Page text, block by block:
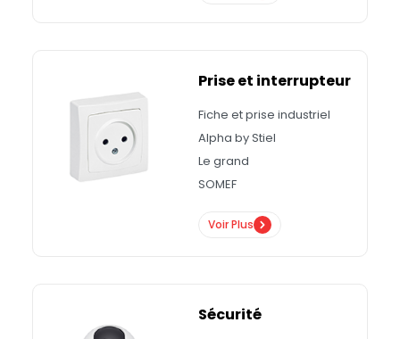
Prise et interrupteur
Fiche et prise industriel
Alpha by Stiel
Le grand
SOMEF
Voir Plus
Sécurité